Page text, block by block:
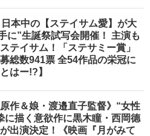
日本中の【ステイサム愛】が大
に”生誕祭試写会開催！ 主演も
テイサム！「ステサミー賞」
総数941票 全54作品の栄冠に
はー!?】
原作＆娘・渡邉直子監督》“女性
に描く意欲作に黒木瞳・西岡德
出演決定！《映画『月がみて